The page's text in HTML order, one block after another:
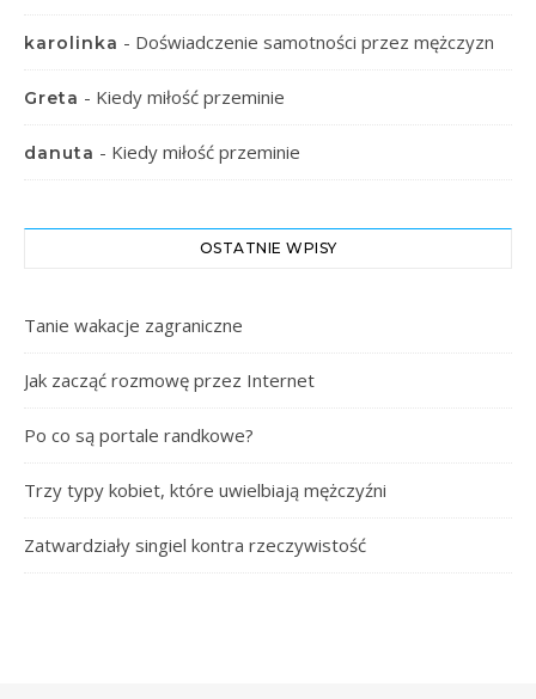
karolinka - Doświadczenie samotności przez mężczyzn
Greta - Kiedy miłość przeminie
danuta - Kiedy miłość przeminie
OSTATNIE WPISY
Tanie wakacje zagraniczne
Jak zacząć rozmowę przez Internet
Po co są portale randkowe?
Trzy typy kobiet, które uwielbiają mężczyźni
Zatwardziały singiel kontra rzeczywistość